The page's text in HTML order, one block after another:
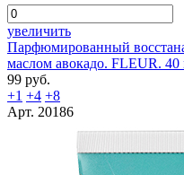
увеличить
Парфюмированный
маслом авокадо. FLEUR. 40
99 руб.
+1 +4 +8
Арт. 20186